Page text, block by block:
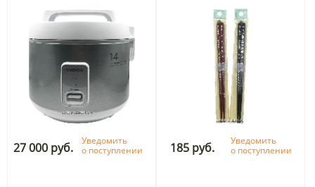
27 000 руб.
Уведомить
о поступлении
185 руб.
Уведомить
о поступлении